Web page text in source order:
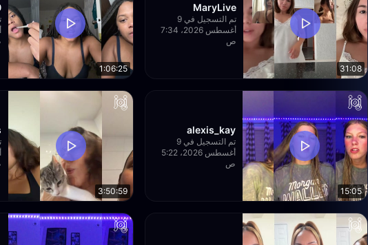
31:08
MaryLive
تم التسجيل في 9
أغسطس 2026، 7:34
ص
1:06:25
15:05
alexis_kay
تم التسجيل في 9
أغسطس 2026، 5:22
ص
3:50:59